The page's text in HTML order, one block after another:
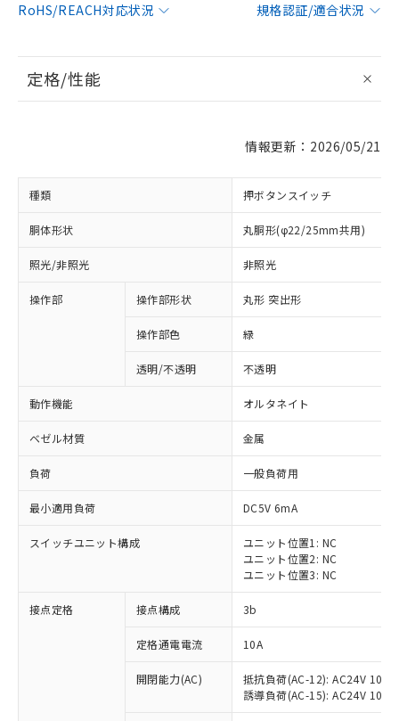
RoHS/REACH対応状況
規格認証/適合状況
定格/性能
情報更新：2026/05/21
種類 押ボタンスイッチ
胴体形状 丸胴形(φ22/25mm共用)
照光/非照光 非照光
操作部 操作部形状 丸形 突出形
操作部色 緑
透明/不透明 不透明
動作機能 オルタネイト
ベゼル材質 金属
負荷 一般負荷用
最小適用負荷 DC5V 6mA
スイッチユニット構成
ユニット位置1: NC
ユニット位置2: NC
ユニット位置3: NC
接点定格 接点構成 3b
定格通電電流 10A
開閉能力(AC)
抵抗負荷(AC-12): AC24V 10A/
誘導負荷(AC-15): AC24V
※1 対応状況
対応済み：EU RoHS指令（10物質）の
非含有に対応した製品が提供可能な商品で
対応予定：EU RoHS指令（10物質）の非含